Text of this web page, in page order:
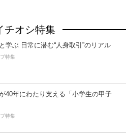
チオシ特集
学ぶ 日常に潜む“人身取引”のリアル
特集
40年にわたり支える「小学生の甲子
特集